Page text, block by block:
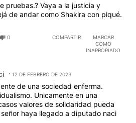
pruebas.? Vaya a la justicia y
de andar como Shakira con piqué.
0 COMPARTIR
MARCAR
COMO
INAPROPIADO
12 DE FEBRERO DE 2023
de una sociedad enferma.
Unicamente en una
valores de solidaridad pueda
haya llegado a diputado naci